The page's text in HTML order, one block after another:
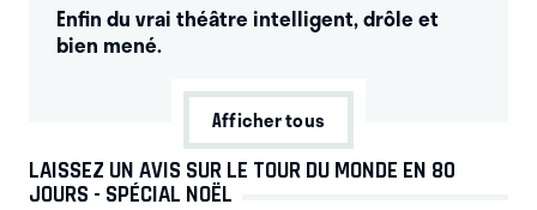
Enfin du vrai théâtre intelligent, drôle et
bien mené.
Afficher tous
LAISSEZ UN AVIS SUR LE TOUR DU MONDE EN 80
JOURS - SPÉCIAL NOËL